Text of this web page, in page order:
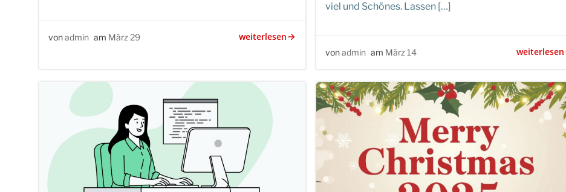
vonadmin am März 29 weiterlesen
viel und Schönes. Lassen […]
vonadmin am März 14 weiterlesen